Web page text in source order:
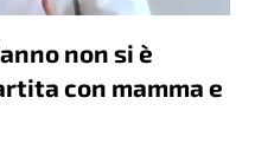
non si è
con mamma e